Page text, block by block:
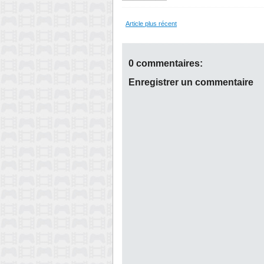
Article plus récent
0 commentaires:
Enregistrer un commentaire